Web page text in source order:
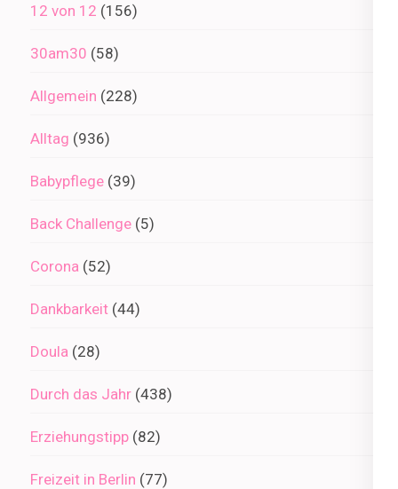
12 von 12 (156)
30am30 (58)
Allgemein (228)
Alltag (936)
Babypflege (39)
Back Challenge (5)
Corona (52)
Dankbarkeit (44)
Doula (28)
Durch das Jahr (438)
Erziehungstipp (82)
Freizeit in Berlin (77)